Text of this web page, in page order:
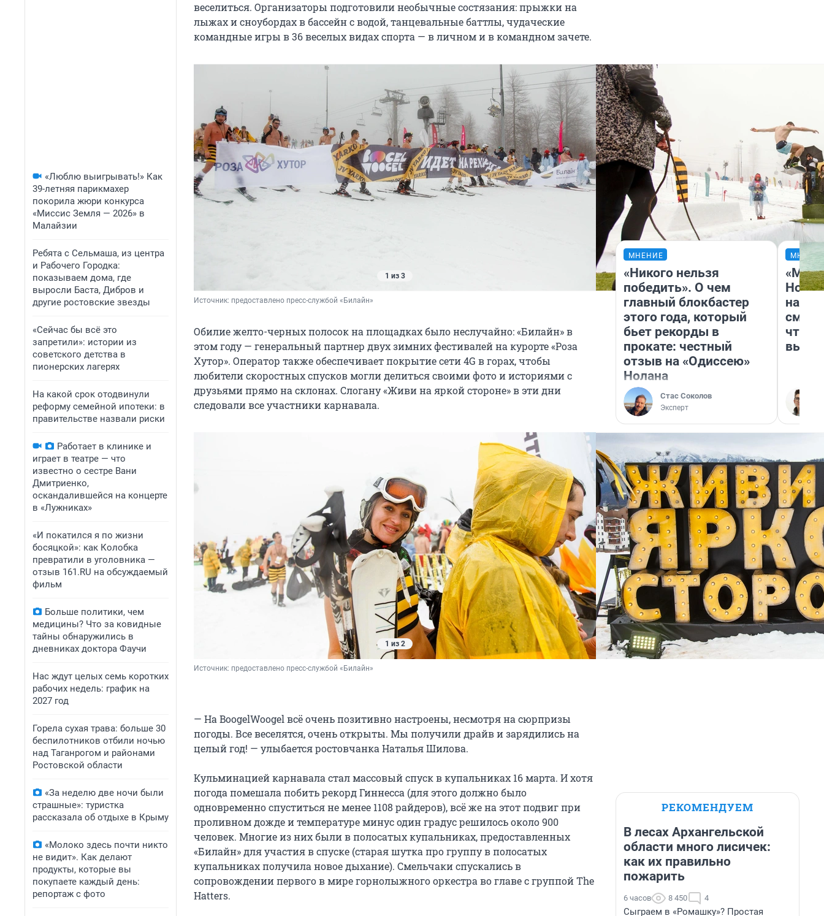
«Люблю выигрывать!» Как
39-летняя парикмахер
покорила жюри конкурса
«Миссис Земля — 2026» в
Малайзии
Ребята с Сельмаша, из центра
и Рабочего Городка:
показываем дома, где
выросли Баста, Дибров и
другие ростовские звезды
«Сейчас бы всё это
запретили»: истории из
советского детства в
пионерских лагерях
На какой срок отодвинули
реформу семейной ипотеки: в
правительстве назвали риски
Работает в клинике и
играет в театре — что
известно о сестре Вани
Дмитриенко,
оскандалившейся на концерте
в «Лужниках»
«И покатился я по жизни
босяцкой»: как Колобка
превратили в уголовника —
отзыв 161.RU на обсуждаемый
фильм
Больше политики, чем
медицины? Что за ковидные
тайны обнаружились в
дневниках доктора Фаучи
Нас ждут целых семь коротких
рабочих недель: график на
2027 год
Горела сухая трава: больше 30
беспилотников отбили ночью
над Таганрогом и районами
Ростовской области
«За неделю две ночи были
страшные»: туристка
рассказала об отдыхе в Крыму
«Молоко здесь почти никто
не видит». Как делают
продукты, которые вы
покупаете каждый день:
репортаж с фото
веселиться. Организаторы подготовили необычные состязания: прыжки на
лыжах и сноубордах в бассейн с водой, танцевальные баттлы, чудаческие
командные игры в 36 веселых видах спорта — в личном и в командном зачете.
1 из 3
Источник: предоставлено пресс-службой «Билайн»
Обилие желто-черных полосок на площадках было неслучайно: «Билайн» в
этом году — генеральный партнер двух зимних фестивалей на курорте «Роза
Хутор». Оператор также обеспечивает покрытие сети 4G в горах, чтобы
любители скоростных спусков могли делиться своими фото и историями с
друзьями прямо на склонах. Слогану «Живи на яркой стороне» в эти дни
следовали все участники карнавала.
1 из 2
Источник: предоставлено пресс-службой «Билайн»
— На BoogelWoogel всё очень позитивно настроены, несмотря на сюрпризы
погоды. Все веселятся, очень открыты. Мы получили драйв и зарядились на
целый год! — улыбается ростовчанка Наталья Шилова.
Кульминацией карнавала стал массовый спуск в купальниках 16 марта. И хотя
погода помешала побить рекорд Гиннесса (для этого должно было
одновременно спуститься не менее 1108 райдеров), всё же на этот подвиг при
проливном дожде и температуре минус один градус решилось около 900
человек. Многие из них были в полосатых купальниках, предоставленных
«Билайн» для участия в спуске (старая шутка про группу в полосатых
купальниках получила новое дыхание). Смельчаки спускались в
сопровождении первого в мире горнолыжного оркестра во главе с группой The
Hatters.
МНЕНИЕ
«Никого нельзя
победить». О чем
главный блокбастер
этого года, который
бьет рекорды в
прокате: честный
отзыв на «Одиссею»
Нолана
Стас Соколов
Эксперт
«Мы
РЕКОМЕНДУЕМ
В лесах Архангельской
области много лисичек:
как их правильно
пожарить
6 часов 8 450 4
Сыграем в «Ромашку»? Простая